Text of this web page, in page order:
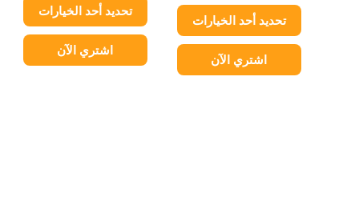
تحديد أحد الخيارات
المنتج
اشتري الآن
تحديد أحد الخياراتالمنتج
اشتري الآن